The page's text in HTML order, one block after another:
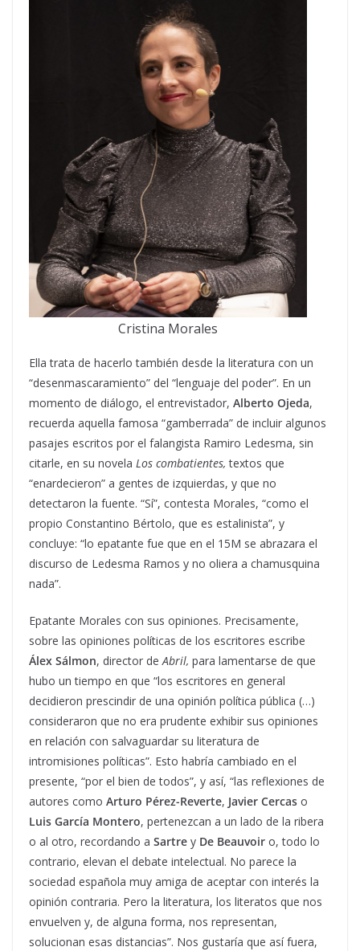
Cristina Morales
Ella trata de hacerlo también desde la literatura con un
“desenmascaramiento” del “lenguaje del poder”. En un
momento de diálogo, el entrevistador, Alberto Ojeda,
recuerda aquella famosa “gamberrada” de incluir algunos
pasajes escritos por el falangista Ramiro Ledesma, sin
citarle, en su novela Los combatientes,textos que
“enardecieron” a gentes de izquierdas, y que no
detectaron la fuente. “Sí”, contesta Morales, “como el
propio Constantino Bértolo, que es estalinista”, y
concluye: “lo epatante fue que en el 15M se abrazara el
discurso de Ledesma Ramos y no oliera a chamusquina
nada”.
Epatante Morales con sus opiniones. Precisamente,
sobre las opiniones políticas de los escritores escribe
Álex Sálmon, director deAbril, para lamentarse de que
hubo un tiempo en que “los escritores en general
decidieron prescindir de una opinión política pública (…)
consideraron que no era prudente exhibir sus opiniones
en relación con salvaguardar su literatura de
intromisiones políticas”. Esto habría cambiado en el
presente, “por el bien de todos”, y así, “las reflexiones de
autores como Arturo Pérez-Reverte, Javier Cercas o
Luis García Montero, pertenezcan a un lado de la ribera
o al otro, recordando a Sartre y De Beauvoir o, todo lo
contrario, elevan el debate intelectual. No parece la
sociedad española muy amiga de aceptar con interés la
opinión contraria. Pero la literatura, los literatos que nos
envuelven y, de alguna forma, nos representan,
solucionan esas distancias”. Nos gustaría que así fuera,